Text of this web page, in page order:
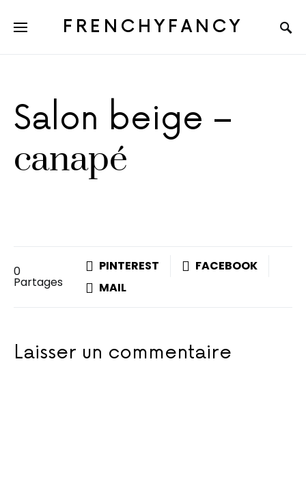
FRENCHYFANCY
Salon beige –
canapé
0
Partages
PINTEREST
FACEBOOK
MAIL
Laisser un commentaire